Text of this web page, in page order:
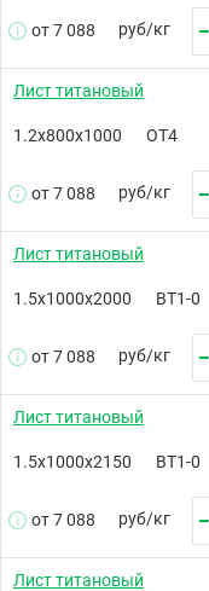
от 7 088 руб/кг
Лист титановый
1.2х800х1000 ОТ4
от 7 088 руб/кг
Лист титановый
1.5х1000х2000 ВТ1-0
от 7 088 руб/кг
Лист титановый
1.5х1000х2150 ВТ1-0
от 7 088 руб/кг
Лист титановый